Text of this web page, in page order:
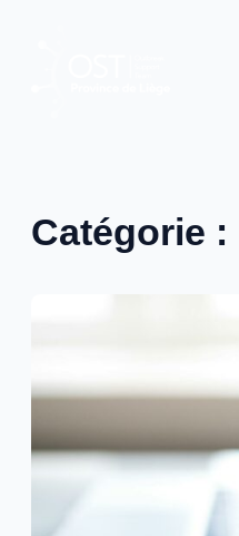
Catégorie :